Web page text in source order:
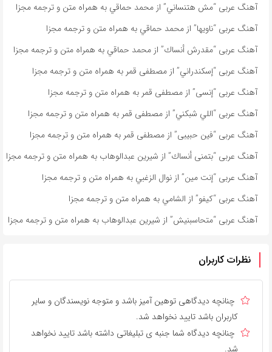
آهنگ عربی “مش هتنساني” از محمد حماقي به همراه متن و ترجمه مجزا
آهنگ عربی “ناویها” از محمد حماقي به همراه متن و ترجمه مجزا
آهنگ عربی “مقدرش أنساك” از محمد حماقي به همراه متن و ترجمه مجزا
آهنگ عربی “إسكندراني” از مصطفى قمر به همراه متن و ترجمه مجزا
آهنگ عربی “إنسى” از مصطفى قمر به همراه متن و ترجمه مجزا
آهنگ عربی “اللي شبكني” از مصطفى قمر به همراه متن و ترجمه مجزا
آهنگ عربی “فين حبيبى” از مصطفى قمر به همراه متن و ترجمه مجزا
آهنگ عربی “بتمنى أنساك” از شیرین عبدالوهاب به همراه متن و ترجمه مجزا
آهنگ عربی “إنت مين” از نوال الزغبي به همراه متن و ترجمه مجزا
آهنگ عربی “كيفو” از الشامي به همراه متن و ترجمه مجزا
آهنگ عربی “متحاسبنیش” از شیرین عبدالوهاب به همراه متن و ترجمه مجزا
نظرات کاربران
چنانچه دیدگاهی توهین آمیز باشد و متوجه نویسندگان و سایر
کاربران باشد تایید نخواهد شد.
چنانچه دیدگاه شما جنبه ی تبلیغاتی داشته باشد تایید نخواهد
شد.